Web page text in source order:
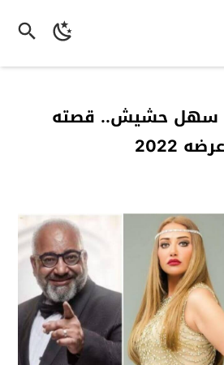
سهل حشيش.. قصته
2022